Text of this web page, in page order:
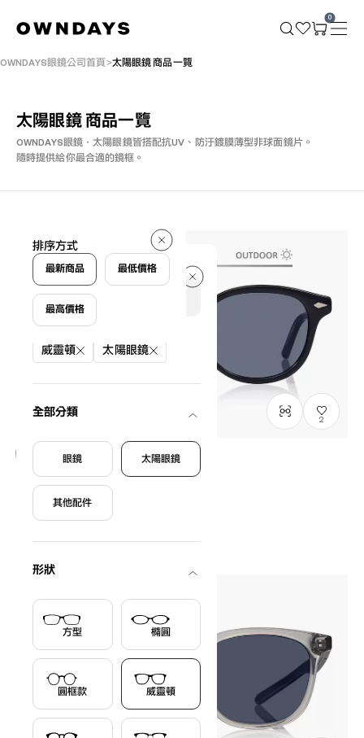
0
OWNDAYS眼鏡公司首頁 太陽眼鏡 商品一覽
太陽眼鏡 商品一覽
OWNDAYS眼鏡・太陽眼鏡皆搭配抗UV、防汙鍍膜薄型非球面鏡片。
隨時提供給你最合適的鏡框。
36 件
篩選條件
威靈頓 太陽眼鏡
全部分類
眼鏡 太陽眼鏡
其他配件
形狀
方型 橢圓
圓框款 威靈頓
排序方式
最新商品 最低價格
最高價格
2
只限門市發售
OWNDAYS × FREAK'S STORE
FK2005B-5SC4 /
HK$680.00